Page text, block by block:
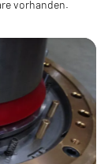
vorhanden.